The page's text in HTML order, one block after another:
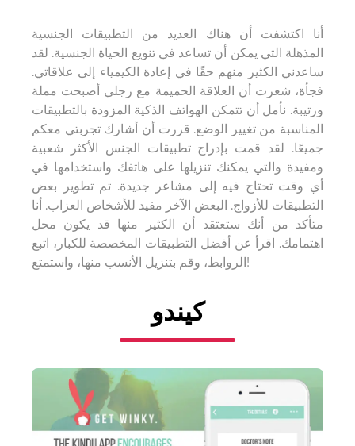
أنا
اكتشفت أن هناك العديد من التطبيقات الجنسية
المذهلة التي يمكن أن تساعد في تنويع الحياة الجنسية. لقد
ساعدني الكثير منهم حقًا في إعادة الكيمياء إلى علاقاتي.
فجأة، شعرت أن العلاقة الحميمة مع رجلي أصبحت مملة
ورتيبة. نأمل أن تتمكن الهواتف الذكية المزودة بالتطبيقات
المناسبة من تغيير الوضع. قررت أن أشارك تجربتي معكم
جميعًا. لقد قمت بإدراج تطبيقات الجنس الأكثر شعبية
ومفيدة والتي يمكنك تنزيلها على هاتفك واستخدامها في
أي وقت تحتاج فيه إلى مشاعر جديدة. تم تطوير بعض
التطبيقات للأزواج. البعض الآخر مفيد للأشخاص العزاب. أنا
متأكد من أنك ستعتقد أن الكثير منها قد يكون محل
اهتمامك. اقرأ عن أفضل التطبيقات المخصصة للكبار، اتبع
الروابط، وقم بتنزيل الأنسب منها، واستمتع!
كيندو